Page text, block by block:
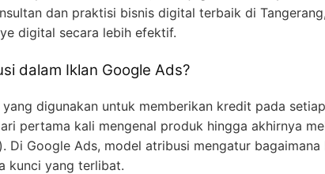
dan praktisi bisnis digital terbaik di
digital secara lebih efektif.
dalam Iklan Google Ads?
digunakan untuk memberikan kredit pada
pertama kali mengenal produk hingga akhirnya
Di Google Ads, model atribusi mengatur
kunci yang terlibat.